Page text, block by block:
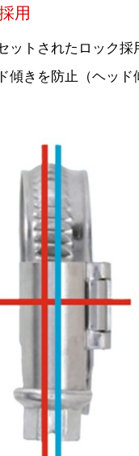
用
ットされたロック採
傾きを防止（ヘッド